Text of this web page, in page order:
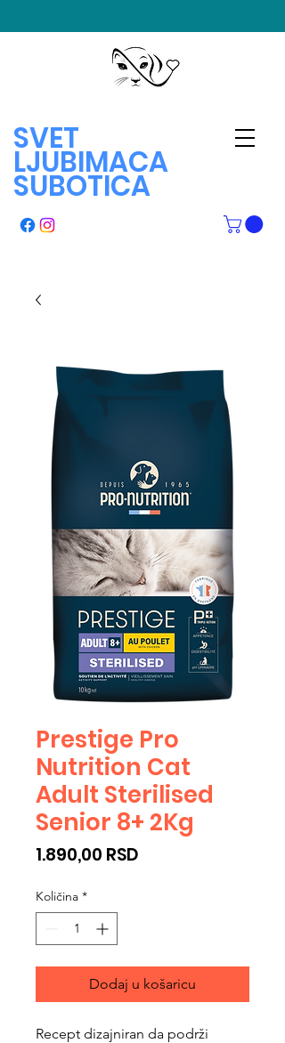
SVET
LJUBIMACA
SUBOTICA
Prestige Pro
Nutrition Cat
Adult Sterilised
Senior 8+ 2Kg
1.890,00 RSD
Količina *
Dodaj u košaricu
Recept dizajniran da podrži